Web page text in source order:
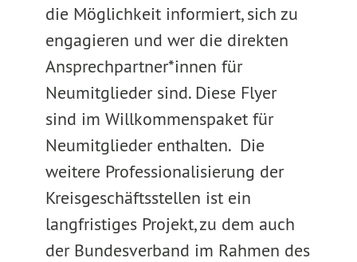
die Möglichkeit informiert, sich zu
engagieren und wer die direkten
Ansprechpartner*innen für
Neumitglieder sind. Diese Flyer
sind im Willkommenspaket für
Neumitglieder enthalten. Die
weitere Professionalisierung der
Kreisgeschäftsstellen ist ein
langfristiges Projekt, zu dem auch
der Bundesverband im Rahmen des